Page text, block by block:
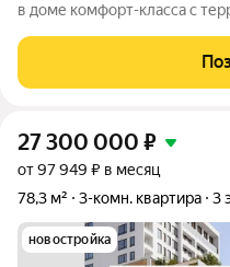
в доме комфорт-класса с
Санкт-Петербурге. Рядом
магазины и супермаркеты;
27 300 000 ₽
от 97 949 ₽ в месяц
78,3 м²
3-комн. квартира 3
новостройка